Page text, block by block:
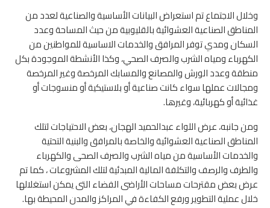
وخلال الاجتماع تم استعراض البيانات الأساسية والصناعية لعدد من
المناطق الصناعية العشوائية بالقليوبية من حيث المساحة وعدد
السكان ومدي توفر المرافق والخدمات الاساسية للمواطنين من
الكهرباء ومياه الشرب والصرف الصحي، وكذا الأنشطة الموجودة بكل
منطقة وعدد الورش والمصانع والمسابك المرخصة وغير المرخصة
ومجالات عملها سواء كانت صناعية أو بلاستيكية أو منسوجات أو
غذائية أو كهربائية، وغيرها.
ومن جانبه، عرض اللواء عبدالحميد الهجان، بعض الاحتياجات لتلك
المناطق الصناعية العشوائية والخاصة بالمرافق والبنية التحتية
والخدمات الأساسية من مياه الشرب والصرف الصحى والكهرباء
والطرف والرصف والتكلفة المالية المبدئية لتلك المشروعات ، كما تم
عرض بعض مقترحات مساحات الأراضى الفضاء التى يمكن استغلالها
خلال عملية التطوير ورفع الكفاءة في المراكز والمدن المحيطة بها.